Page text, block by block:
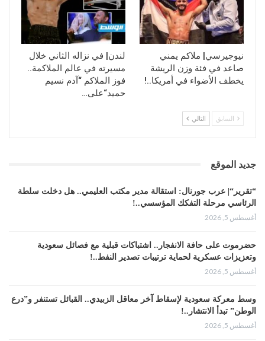
نيوجيرسي| ملاكم يمني
صاعد في فئة وزن الريشة
يخطف الأضواء في أمريكا..!
لندن| في نزاله الثاني خلال
مسيرته في عالم الملاكمة..
فوز الملاكم “آدم نسيم
حميد“على…
السابق التالي
جديد الموقع
“تقرير“| عرب جورنال: استقالة مدير مكتب العليمي.. هل دخلت سلطة
الرئاسي مرحلة التفكك المؤسسي..!
أغسطس 5, 2026
حضرموت على حافة الانفجار.. اشتباكات قبلية مع فصائل سعودية
وتعزيزات عسكرية لحماية ترتيبات تصدير النفط..!
أغسطس 5, 2026
وسط معركة سعودية لإسقاط آخر معاقل الزبيدي.. القبائل تستنفر و”درع
الوطن” تبدأ الانتشار..!
أغسطس 5, 2026